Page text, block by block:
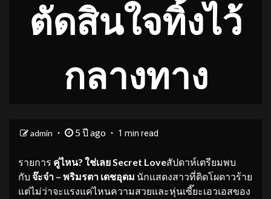
ตัดสินใจทิ้งไว้
กลางทาง
admin 5 ปี ago 1 min read
รายการ คู่ไหน? ใช่เลย Secret Loveสัปดาห์เตรียมพบ
กับ จ๊ะจ๋า – พริมรตา เดชอุดม นักแสดงสาวที่ติดโผดาวร้าย
แต่ไม่ว่าจะแรงแค่ไหนความสวยและหุ่นเซี๊ยะเอวเอสของ